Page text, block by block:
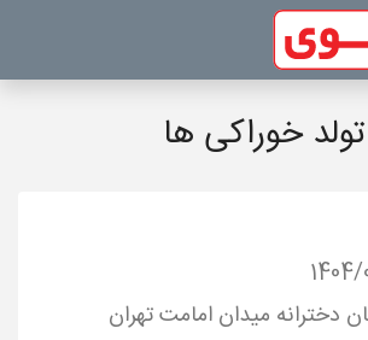
خوراکی ها
دخترانه میدان امامت تهران